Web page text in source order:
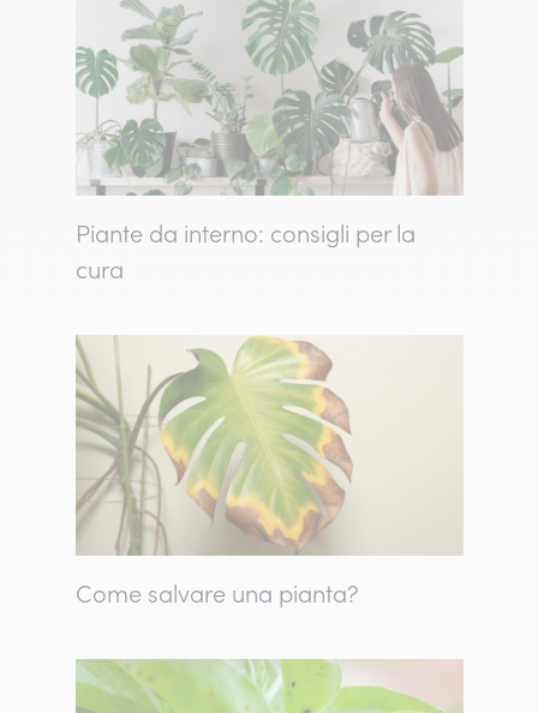
Piante da interno: consigli per la
cura
Come salvare una pianta?